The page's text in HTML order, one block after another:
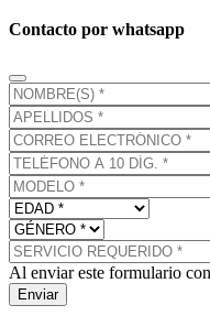
Contacto por whatsapp
Al enviar este formulario
Enviar